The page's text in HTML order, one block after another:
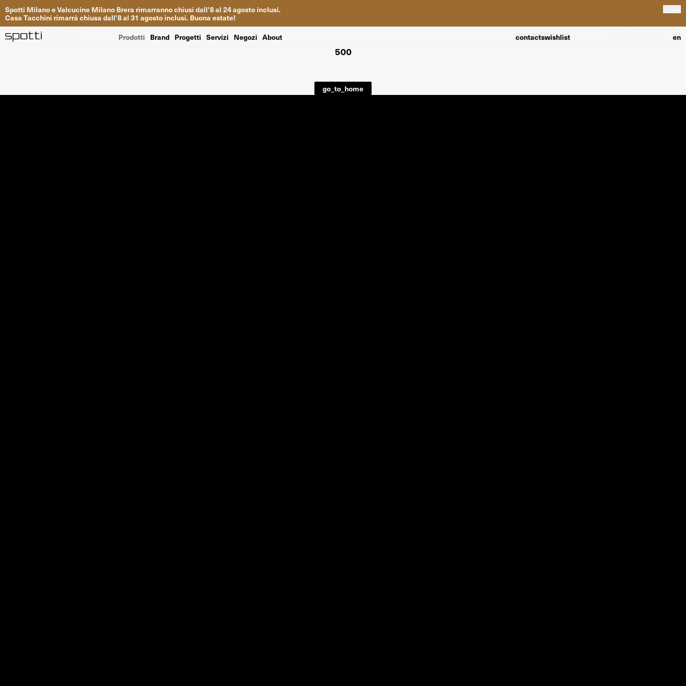
Spotti MilanoeValcucine Milano Brera rimarrannochiusi dall'8al 24agosto inclusi.
Casa Tacchini rimarrà chiusa dall'8al 31 agosto inclusi. Buona estate!
Prodotti Brand Progetti Servizi Negozi About contactswishlist en
500
go_to_home